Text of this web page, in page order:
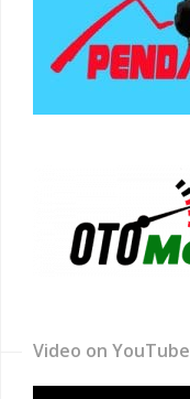
Video on YouTube